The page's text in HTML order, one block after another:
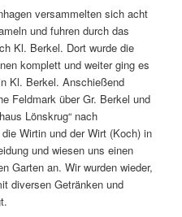
versammelten sich acht
und fuhren durch das
Kl. Berkel. Dort wurde die
komplett und weiter ging es
Kl. Berkel. Anschießend
Feldmark über Gr. Berkel und
Lönskrug“ nach
Wirtin und der Wirt (Koch) in
und wiesen uns einen
Garten an. Wir wurden wieder,
diversen Getränken und